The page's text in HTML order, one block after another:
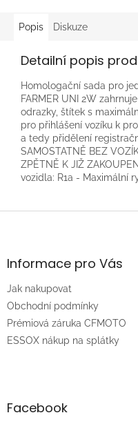
Popis Diskuze
Detailní popis
Homologační sada pro
FARMER UNI 2W
odrazky, štítek s
pro přihlášení vozíku k
a tedy přidělení
SAMOSTATNĚ BEZ
ZPĚTNĚ K JIŽ
vozidla: R1a - Maximální
Z
aInformace pro Vás
Jak nakupovat
Obchodní podmínky
Prémiová záruka CFMOTO
ESSOX nákup na splátky
Facebook